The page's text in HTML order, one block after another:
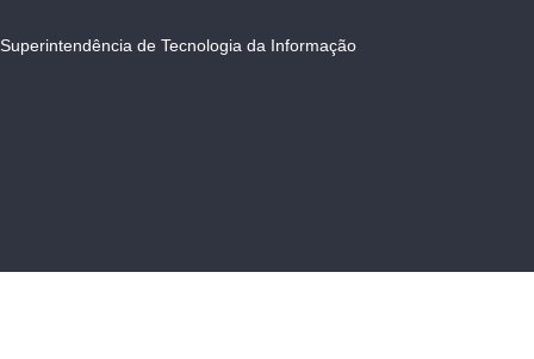
Superintendência de Tecnologia da Informação